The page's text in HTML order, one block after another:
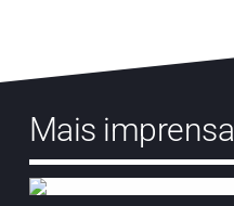
Mais imprensa